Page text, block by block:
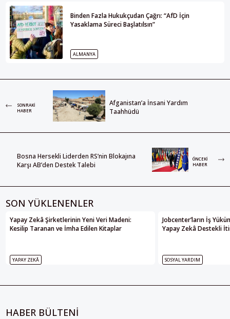
Binden Fazla Hukukçudan Çağrı: “AfD İçin
Yasaklama Süreci Başlatılsın”
ALMANYA
SONRAKI
HABER
Afganistan’a İnsani Yardım
Taahhüdü
Bosna Hersekli Liderden RS’nin Blokajına
Karşı AB’den Destek Talebi
ÖNCEKI
HABER
SON YÜKLENENLER
Yapay Zekâ Şirketlerinin Yeni Veri Madeni:
Kesilip Taranan ve İmha Edilen Kitaplar
YAPAY ZEKÂ
Jobcenter’ların İş
Yapay Zekâ Destekli
SOSYAL YARDIM
HABER BÜLTENİ